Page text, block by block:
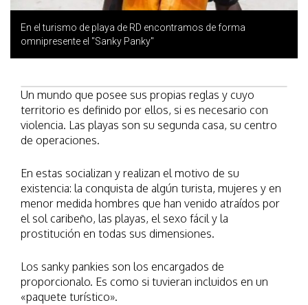
En el turismo de playa de RD encontramos de forma
omnipresente el "Sanky Panky"
Un mundo que posee sus propias reglas y cuyo
territorio es definido por ellos, si es necesario con
violencia. Las playas son su segunda casa, su centro
de operaciones.
En estas socializan y realizan el motivo de su
existencia: la conquista de algún turista, mujeres y en
menor medida hombres que han venido atraídos por
el sol caribeño, las playas, el sexo fácil y la
prostitución en todas sus dimensiones.
Los sanky pankies son los encargados de
proporcionalo. Es como si tuvieran incluidos en un
«paquete turístico».